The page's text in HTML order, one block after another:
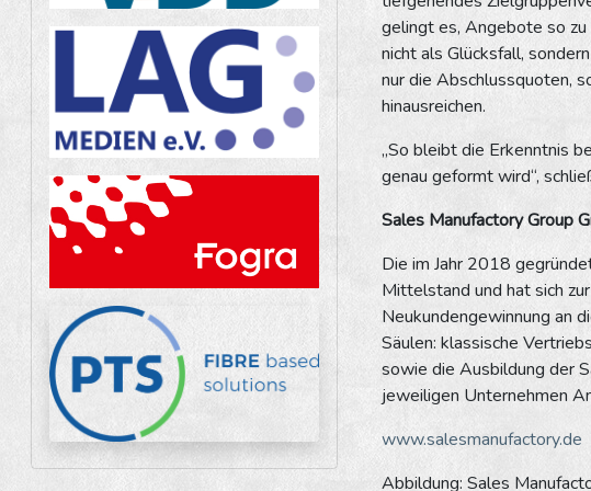
gelingt es, Angebote so
nicht als Glücksfall,
nur die Abschlussquoten,
hinausreichen.
„So bleibt die Erkenntnis
genau geformt wird“,
Sales Manufactory Group
Die im Jahr 2018
Mittelstand und hat sich
Neukundengewinnung an
Säulen: klassische
sowie die Ausbildung der
jeweiligen Unternehmen
www.salesmanufactory.de
Abbildung: Sales